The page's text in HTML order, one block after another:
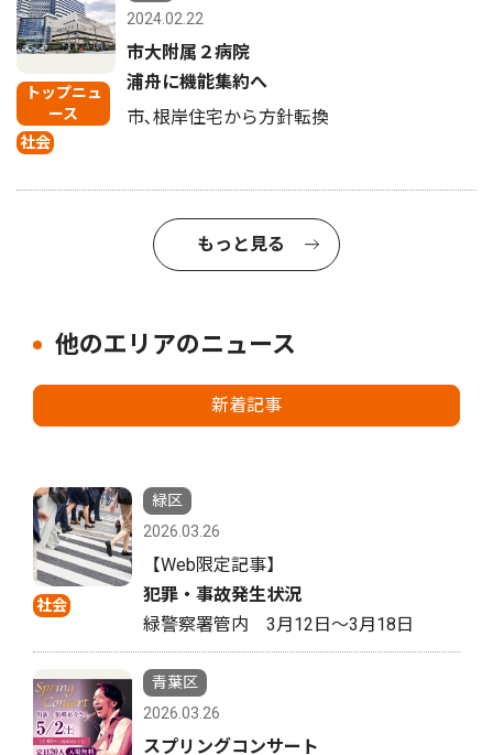
トップニュ
ース
社会
2024.02.22
市大附属２病院
浦舟に機能集約へ
市､根岸住宅から方針転換
もっと見る
他のエリアのニュース
新着記事
社会
緑区
2026.03.26
【Web限定記事】
犯罪・事故発生状況
緑警察署管内 3月12日〜3月18日
青葉区
2026.03.26
スプリングコンサート